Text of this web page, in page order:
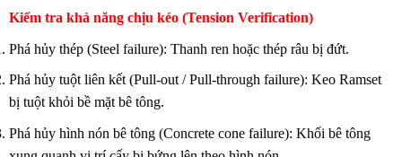
Kiểm tra khả năng chịu kéo (Tension Verification)
Phá hủy thép (Steel failure): Thanh ren hoặc thép râu bị đứt.
Phá hủy tuột liên kết (Pull-out / Pull-through failure): Keo Ramset
bị tuột khỏi bề mặt bê tông.
Phá hủy hình nón bê tông (Concrete cone failure): Khối bê tông